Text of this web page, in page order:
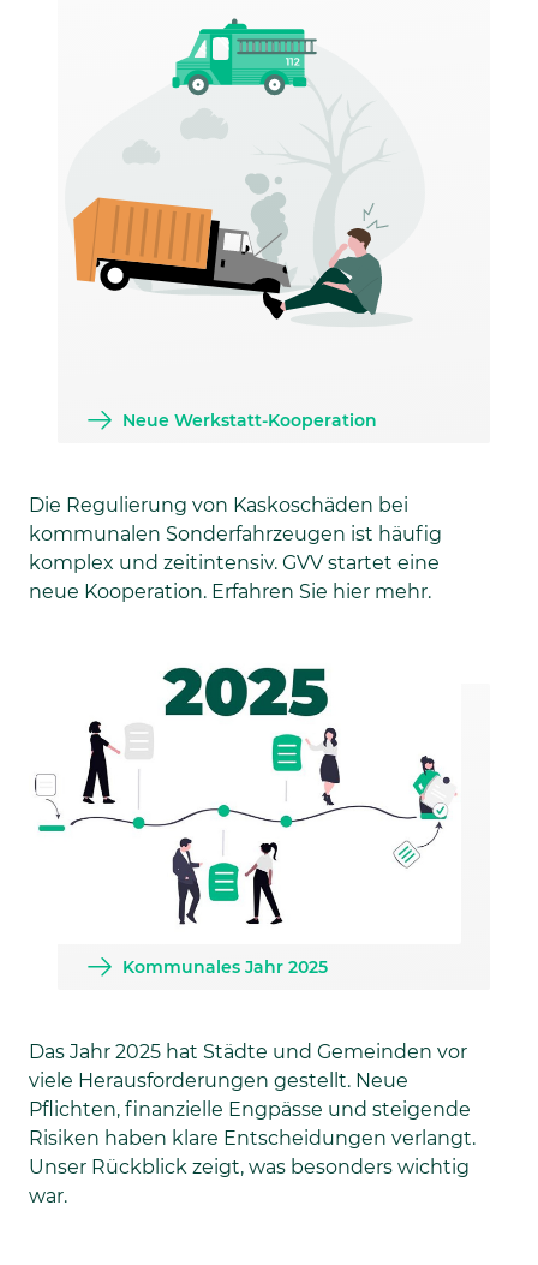
Neue Werkstatt-Kooperation
Die Regulierung von Kaskoschäden bei
kommunalen Sonderfahrzeugen ist häufig
komplex und zeitintensiv. GVV startet eine
neue Kooperation. Erfahren Sie hier mehr.
Kommunales Jahr 2025
Das Jahr 2025 hat Städte und Gemeinden vor
viele Herausforderungen gestellt. Neue
Pflichten, finanzielle Engpässe und steigende
Risiken haben klare Entscheidungen verlangt.
Unser Rückblick zeigt, was besonders wichtig
war.